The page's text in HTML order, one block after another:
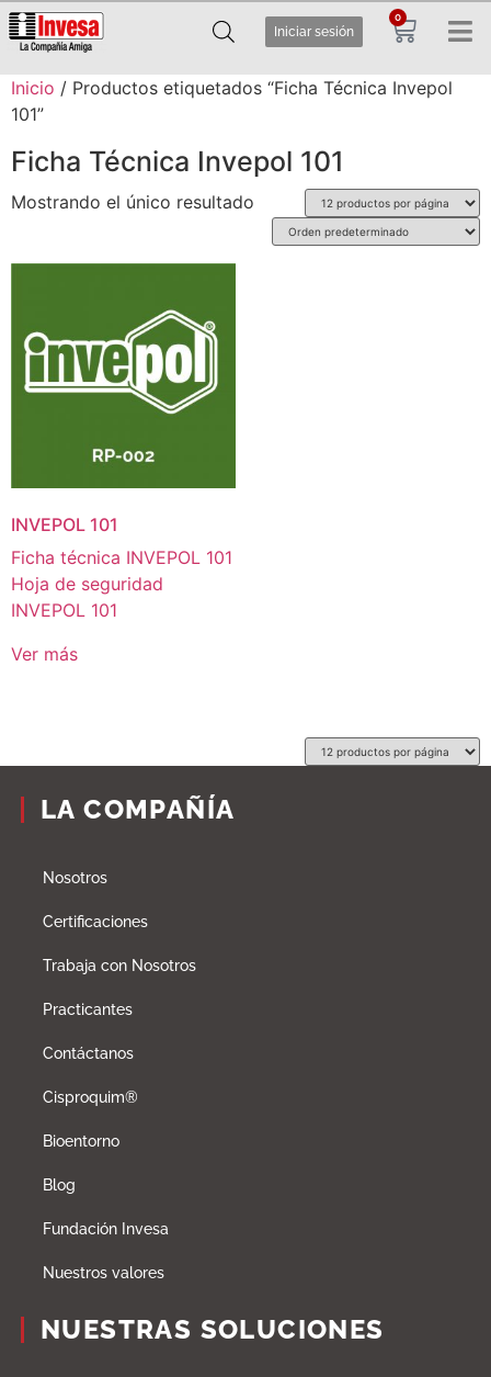
Iniciar sesión
0
Inicio / Productos etiquetados “Ficha Técnica Invepol
101”
Ficha Técnica Invepol 101
Mostrando el único resultado
INVEPOL 101
Ficha técnica INVEPOL 101
Hoja de seguridad
INVEPOL 101
Ver más
LA COMPAÑÍA
Nosotros
Certificaciones
Trabaja con Nosotros
Practicantes
Contáctanos
Cisproquim®
Bioentorno
Blog
Fundación Invesa
Nuestros valores
NUESTRAS SOLUCIONES